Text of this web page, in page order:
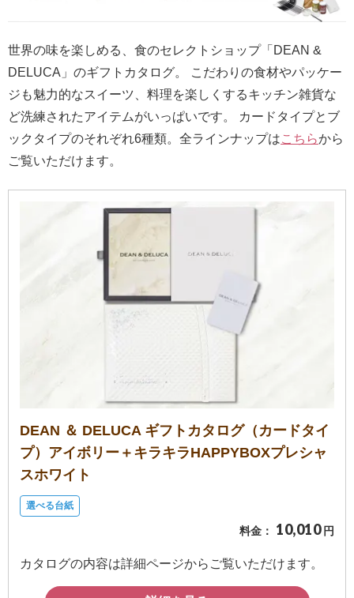
世界の味を楽しめる、食のセレクトショップ「DEAN &
DELUCA」のギフトカタログ。 こだわりの食材やパッケー
ジも魅力的なスイーツ、料理を楽しくするキッチン雑貨な
ど洗練されたアイテムがいっぱいです。 カードタイプとブ
ックタイプのそれぞれ6種類。全ラインナップはこちらから
ご覧いただけます。
DEAN ＆ DELUCA ギフトカタログ（カードタイ
プ）アイボリー＋キラキラHAPPYBOXプレシャ
スホワイト
選べる台紙
料金： 10,010 円
カタログの内容は詳細ページからご覧いただけます。